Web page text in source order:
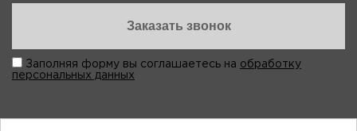
Заполняя форму вы соглашаетесь на обработку
персональных данных